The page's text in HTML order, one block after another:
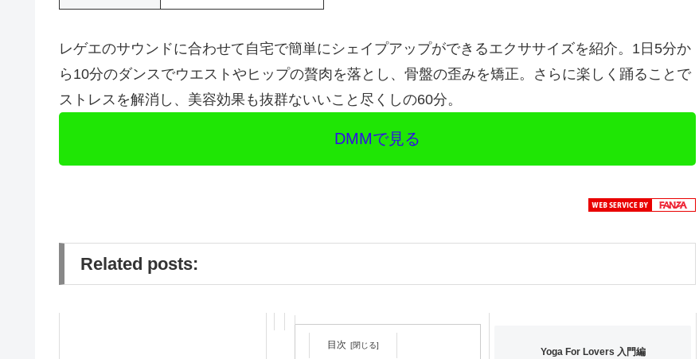
レゲエのサウンドに合わせて自宅で簡単にシェイプアップができるエクササイズを紹介。1日5分か
ら10分のダンスでウエストやヒップの贅肉を落とし、骨盤の歪みを矯正。さらに楽しく踊ることで
ストレスを解消し、美容効果も抜群ないいこと尽くしの60分。
DMMで見る
Related posts:
目次
Yoga For Lovers 入門編